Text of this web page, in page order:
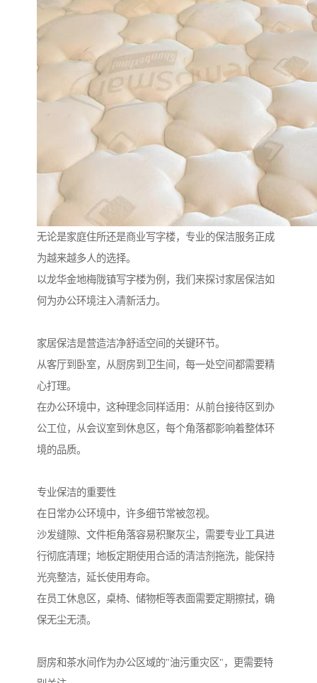
无论是家庭住所还是商业写字楼，专业的保洁服务正成
为越来越多人的选择。
以龙华金地梅陇镇写字楼为例，我们来探讨家居保洁如
何为办公环境注入清新活力。
家居保洁是营造洁净舒适空间的关键环节。
从客厅到卧室，从厨房到卫生间，每一处空间都需要精
心打理。
在办公环境中，这种理念同样适用：从前台接待区到办
公工位，从会议室到休息区，每个角落都影响着整体环
境的品质。
专业保洁的重要性
在日常办公环境中，许多细节常被忽视。
沙发缝隙、文件柜角落容易积聚灰尘，需要专业工具进
行彻底清理；地板定期使用合适的清洁剂拖洗，能保持
光亮整洁，延长使用寿命。
在员工休息区，桌椅、储物柜等表面需要定期擦拭，确
保无尘无渍。
厨房和茶水间作为办公区域的"油污重灾区"，更需要特